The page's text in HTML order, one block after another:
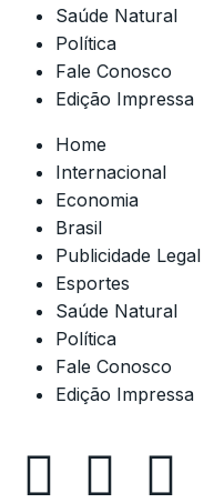
Saúde Natural
Política
Fale Conosco
Edição Impressa
Home
Internacional
Economia
Brasil
Publicidade Legal
Esportes
Saúde Natural
Política
Fale Conosco
Edição Impressa